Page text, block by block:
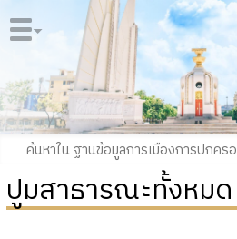
ปูมสาธารณะทั้งหมด